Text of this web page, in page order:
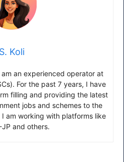
S. Koli
am an experienced operator at
For the past 7 years, I have
filling and providing the latest
jobs and schemes to the
am working with platforms like
JP and others.